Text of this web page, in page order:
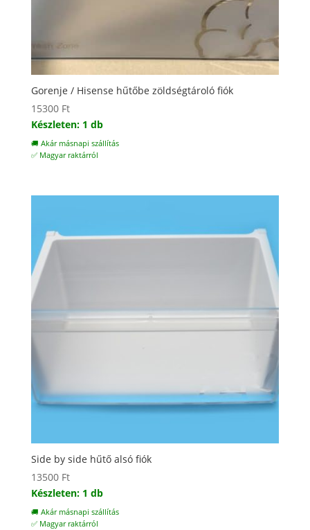
Gorenje / Hisense hűtőbe zöldségtároló fiók
15300 Ft
Készleten: 1 db
🚚 Akár másnapi szállítás
✅ Magyar raktárról
Side by side hűtő alsó fiók
13500 Ft
Készleten: 1 db
🚚 Akár másnapi szállítás
✅ Magyar raktárról